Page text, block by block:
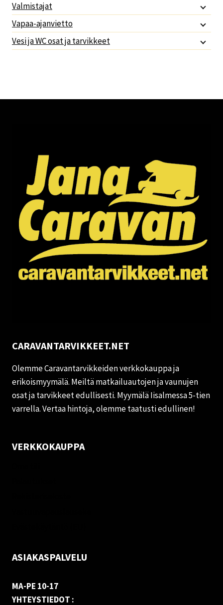
Valmistajat
Vapaa-ajanvietto
Vesi ja WC osat ja tarvikkeet
CARAVANTARVIKKEET.NET
Olemme Caravantarvikkeiden verkkokauppa ja
erikoismyymälä. Meiltä matkailuautojen ja vaunujen
osat ja tarvikkeet edullisesti. Myymälä Iisalmessa 5-tien
varrella. Vertaa hintoja, olemme taatusti edullinen!
VERKKOKAUPPA
ASIAKASPALVELU
MA-PE 10-17
YHTEYSTIEDOT :